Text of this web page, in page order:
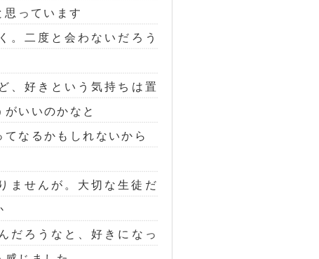
っています
。二度と会わないだろう
、好きという気持ちは置
いいのかなと
なるかもしれないから
ませんが。大切な生徒だ
だろうなと、好きになっ